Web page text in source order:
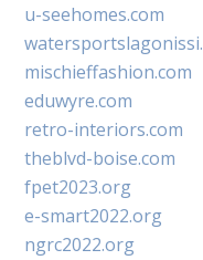
u-seehomes.com
mischieffashion.com
eduwyre.com
retro-interiors.com
theblvd-boise.com
fpet2023.org
e-smart2022.org
ngrc2022.org